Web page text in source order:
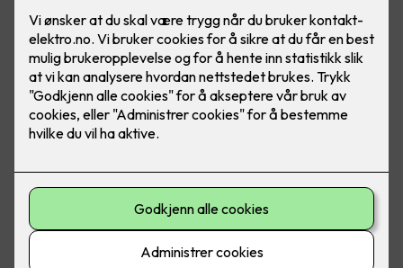
Vårt digitale showroom er dessverre